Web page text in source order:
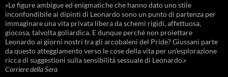
«Le figure ambigue ed enigmatiche che hanno dato uno stile
inconfondibile ai dipinti di Leonardo sono un punto di partenza per
immaginare una vita privata libera da schemi rigidi, affettuosa,
giocosa, talvolta goliardica. E dunque perché non proiettare
Leonardo ai giorni nostri tra gli arcobaleni del Pride? Giussani parte
da questo atteggiamento verso le cose della vita per un’esplorazione
ricca di suggestioni sulla sensibilità sessuale di Leonardo.»
Corriere della Sera